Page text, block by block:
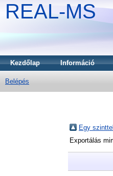
REAL-MS
Kezdőlap Információ
Belépés
Egy
Exportálás